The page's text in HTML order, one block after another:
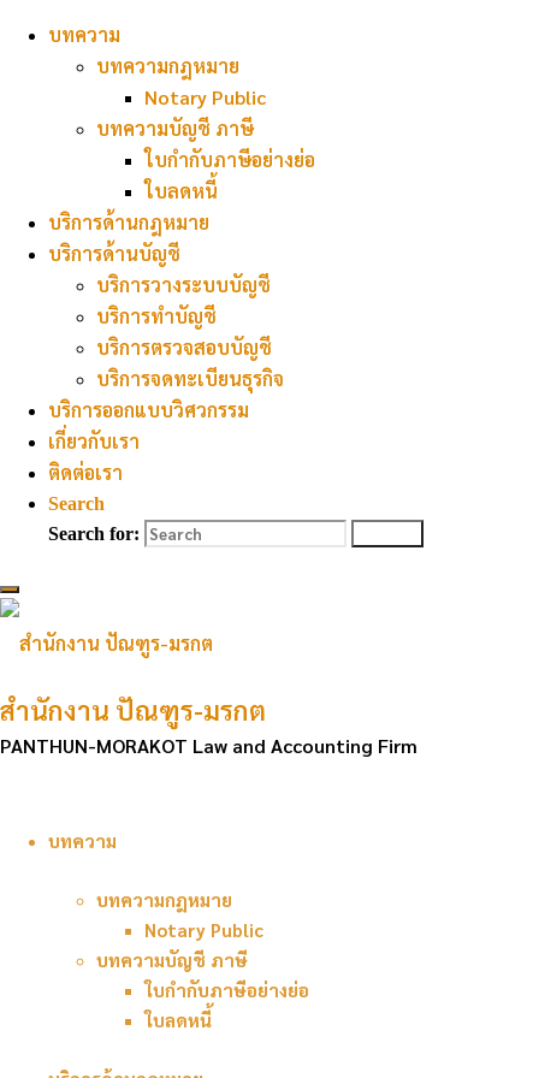
บทความ
บทความกฎหมาย
Notary Public
บทความบัญชี ภาษี
ใบกำกับภาษีอย่างย่อ
ใบลดหนี้
บริการด้านกฎหมาย
บริการด้านบัญชี
บริการวางระบบบัญชี
บริการทำบัญชี
บริการตรวจสอบบัญชี
บริการจดทะเบียนธุรกิจ
บริการออกแบบวิศวกรรม
เกี่ยวกับเรา
ติดต่อเรา
Search
Search for:
สำนักงาน ปัณฑูร-มรกต
PANTHUN-MORAKOT Law and Accounting Firm
บทความ
บทความกฎหมาย
Notary Public
บทความบัญชี ภาษี
ใบกำกับภาษีอย่างย่อ
ใบลดหนี้
บริการด้านบัญชี บริการทำบัญชี
บริการทำบัญชี
จัดทำบัญชีตาม พรบ.การบัญชี 2543 สามารถ
วางแผนภาษีเพื่อให้ท่านประหยัดภาษีอย่างถูกต้อง
ตามประมวลรัษฎากร สามารถจัดทำ สอบทาน และ
ยื่นแบบภาษีอากรของธุรกิจได้อย่างถูกต้อง ทันต่อ
เวลา ท่านสามารถกำหนดรูปแบบของรายงานทาง
บัญชีที่ต้องการ และใช้ประโยชน์จากข้อมูลทาง
องค์กรสูงสุด
บันทึกบัญชีด้วยระบบคอมพิวเตอร์
จัดทำและยื่นแบบภาษีธุรกิจประจำเดือน เช่น
– ภาษีเงินเดือนหัก ณ ที่จ่าย (ภงด.1)
– ภาษีหัก ณ ที่จ่ายอื่น ๆ เช่น ภงด.3 ,
– ภาษีประกันสังคม (สปส.1-10)
รายครึ่งปี นำเสนอผู้บริหาร
จัดทำและยื่นแบบภาษีเงินได้นิติบุคคลครึ่งปี
(ภงด.51)
จัดทำงบการเงิน ประจำปี นำเสนอผู้บริหาร
และกระทรวงพาณิชย์